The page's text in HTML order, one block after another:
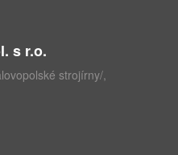
s r.o.
strojírny/,